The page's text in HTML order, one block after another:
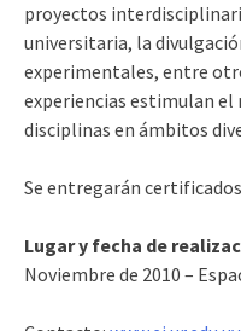
proyectos
universitaria, la
experimentales, entre
experiencias estimulan
disciplinas en ámbitos
Se entregarán
Lugar y fecha de
Noviembre de 2010 –